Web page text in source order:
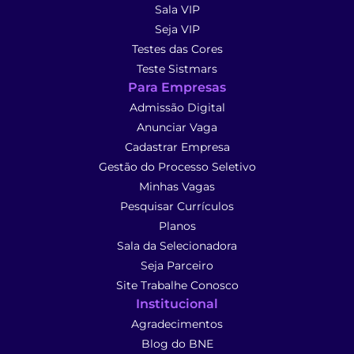
Sala VIP
Seja VIP
Testes das Cores
Teste Sistmars
Para Empresas
Admissão Digital
Anunciar Vaga
Cadastrar Empresa
Gestão do Processo Seletivo
Minhas Vagas
Pesquisar Currículos
Planos
Sala da Selecionadora
Seja Parceiro
Site Trabalhe Conosco
Institucional
Agradecimentos
Blog do BNE